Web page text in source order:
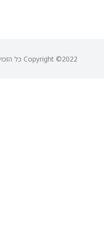
Copyright ©2022 כל הזכויות שמורות ל- א.בוטון. אין להעתיק, לצטט או לעשות שום שימוש ללא אישור בכתב מבעל הזכויות.